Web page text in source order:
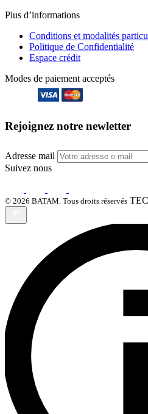
Plus d’informations
Conditions et modalités
Politique de Confidentialité
Espace crédit
Modes de paiement acceptés
Rejoignez notre newletter
Adresse mail
Suivez nous
© 2026 BATAM. Tous droits réservés